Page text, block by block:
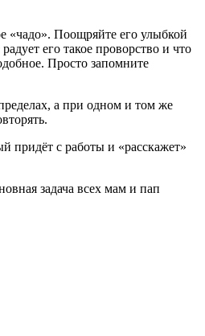
«чадо». Поощряйте его улыбкой
его такое проворство и что
Просто запомните
а при одном и том же
придёт с работы и «расскажет»
задача всех мам и пап